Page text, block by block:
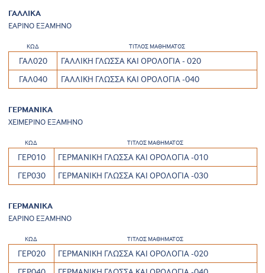
ΓΑΛΛΙΚΑ
ΕΑΡΙΝΟ ΕΞΑΜΗΝΟ
ΚΩΔ ΤΙΤΛΟΣ ΜΑΘΗΜΑΤΟΣ
ΓΑΛ020
ΓΑΛΛΙΚΗ ΓΛΩΣΣΑ ΚΑΙ ΟΡΟΛΟΓΙΑ - 020
ΓΑΛ040
ΓΑΛΛΙΚΗ ΓΛΩΣΣΑ ΚΑΙ ΟΡΟΛΟΓΙΑ -040
ΓΕΡΜΑΝΙΚΑ
ΧΕΙΜΕΡΙΝΟ ΕΞΑΜΗΝΟ
ΚΩΔ ΤΙΤΛΟΣ ΜΑΘΗΜΑΤΟΣ
ΓΕΡ010
ΓΕΡΜΑΝΙΚΗ ΓΛΩΣΣΑ ΚΑΙ ΟΡΟΛΟΓΙΑ -010
ΓΕΡ030
ΓΕΡΜΑΝΙΚΗ ΓΛΩΣΣΑ ΚΑΙ ΟΡΟΛΟΓΙΑ -030
ΓΕΡΜΑΝΙΚΑ
ΕΑΡΙΝΟ ΕΞΑΜΗΝΟ
ΚΩΔ ΤΙΤΛΟΣ ΜΑΘΗΜΑΤΟΣ
ΓΕΡ020
ΓΕΡΜΑΝΙΚΗ ΓΛΩΣΣΑ ΚΑΙ ΟΡΟΛΟΓΙΑ -020